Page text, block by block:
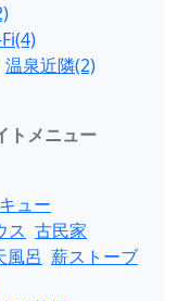
温泉近隣(2)
トメニュー
ュー
ス 古民家
風呂 薪ストーブ